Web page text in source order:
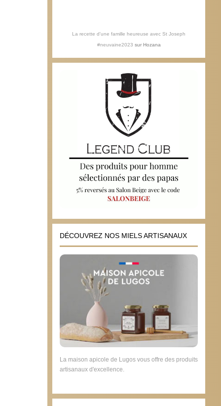
La recette d'une famille heureuse avec St Joseph
#neuvaine2023 sur Hozana
DÉCOUVREZ NOS MIELS ARTISANAUX
La maison apicole de Lugos vous offre des produits
artisanaux d'excellence.